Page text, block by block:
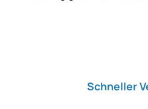
Schneller